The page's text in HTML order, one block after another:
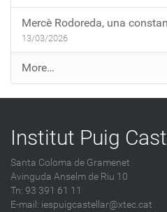
Mercè Rodoreda, una
13/03/2026
E
n
t
a
e
s
a
More…
Institut Puig
Santa Coloma de Gramenet
Avinguda Anselm de Riu 10
Tn: 93 391 61 11
E-mail: iespuigcastellar@xtec.cat